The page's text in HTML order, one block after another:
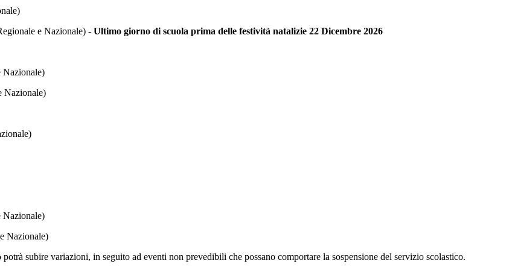
e Nazionale) - Ultimo giorno di scuola prima delle festività natalizie 22 Dicembre 2026
Nazionale)
Nazionale)
Nazionale)
Nazionale)
subire variazioni, in seguito ad eventi non prevedibili che possano comportare la sospensione del servizio scolastico.